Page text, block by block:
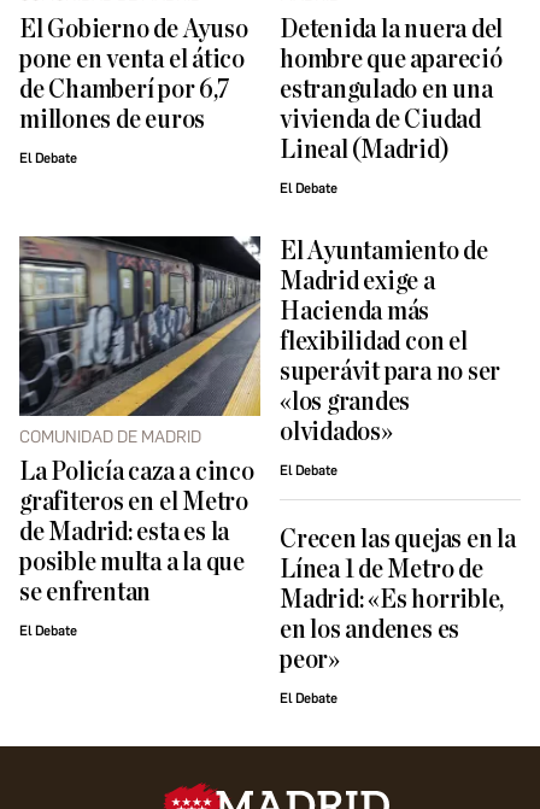
El Gobierno de Ayuso
pone en venta el ático
de Chamberí por 6,7
millones de euros
El Debate
Detenida la nuera del
hombre que apareció
estrangulado en una
vivienda de Ciudad
Lineal (Madrid)
El Debate
COMUNIDAD DE MADRID
La Policía caza a cinco
grafiteros en el Metro
de Madrid: esta es la
posible multa a la que
se enfrentan
El Debate
El Ayuntamiento de
Madrid exige a
Hacienda más
flexibilidad con el
superávit para no ser
«los grandes
olvidados»
El Debate
Crecen las quejas en la
Línea 1 de Metro de
Madrid: «Es horrible,
en los andenes es
peor»
El Debate